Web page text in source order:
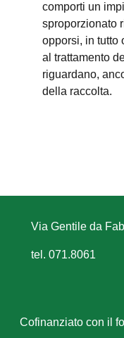
comporti un
sproporzionato
opporsi, in tutto
al trattamento
riguardano,
della raccolta.
Via Gentile da
tel. 071.8061
Cofinanziato con il